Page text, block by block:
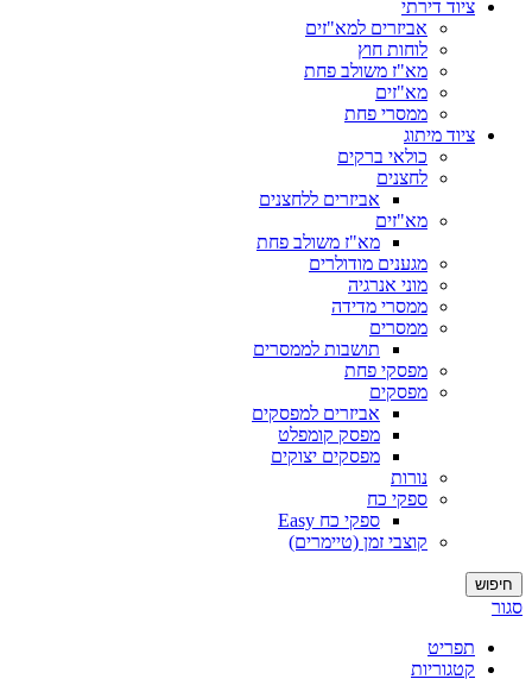
ציוד דירתי
אביזרים למא"זים
לוחות חוץ
מא"ז משולב פחת
מא"זים
ממסרי פחת
ציוד מיתוג
כולאי ברקים
לחצנים
אביזרים ללחצנים
מא"זים
מא"ז משולב פחת
מגענים מודולרים
מוני אנרגיה
ממסרי מדידה
ממסרים
תושבות לממסרים
מפסקי פחת
מפסקים
אביזרים למפסקים
מפסק קומפלט
מפסקים יצוקים
נורות
ספקי כח
ספקי כח Easy
קוצבי זמן (טיימרים)
חיפוש
סגור
תפריט
קטגוריות